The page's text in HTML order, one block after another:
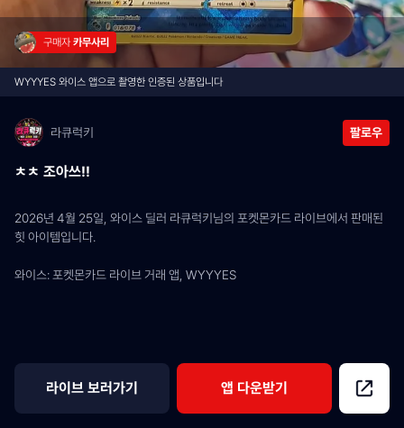
구매자 카무사리
WYYYES 와이스 앱으로 촬영한 인증된 상품입니다
라큐럭키 팔로우
ㅊㅊ 조아쓰!!
2026년 4월 25일, 와이스 딜러 라큐럭키님의 포켓몬카드 라이브에서 판매된
힛 아이템입니다.
와이스: 포켓몬카드 라이브 거래 앱, WYYYES
라이브 보러가기 앱 다운받기